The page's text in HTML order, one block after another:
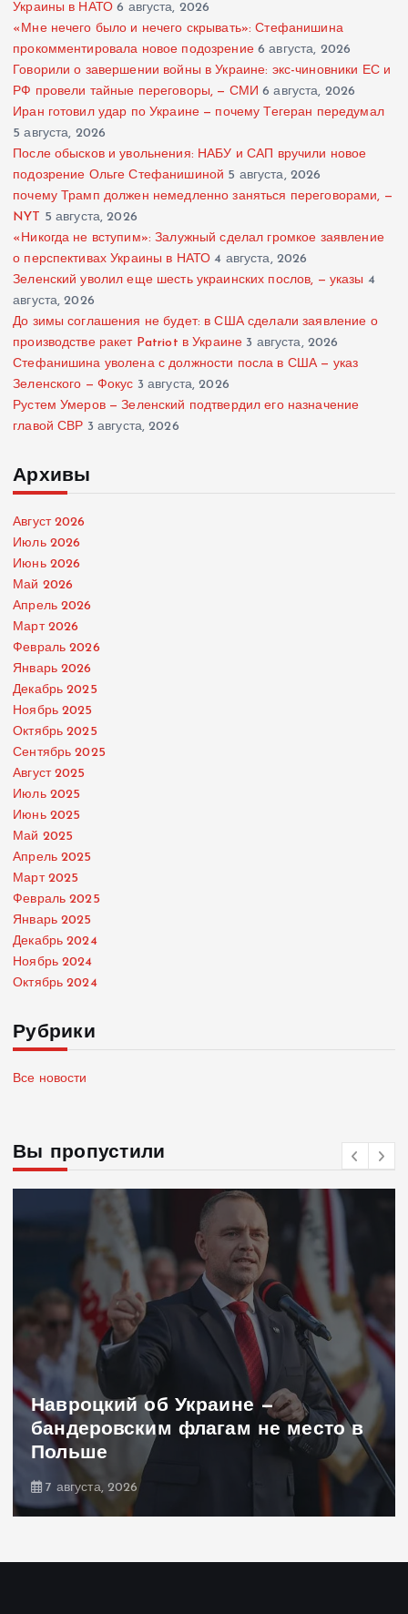
Украины в НАТО 6 августа, 2026
«Мне нечего было и нечего скрывать»: Стефанишина
прокомментировала новое подозрение 6 августа, 2026
Говорили о завершении войны в Украине: экс-чиновники ЕС и
РФ провели тайные переговоры, — СМИ 6 августа, 2026
Иран готовил удар по Украине — почему Тегеран передумал
5 августа, 2026
После обысков и увольнения: НАБУ и САП вручили новое
подозрение Ольге Стефанишиной 5 августа, 2026
почему Трамп должен немедленно заняться переговорами, —
NYT 5 августа, 2026
«Никогда не вступим»: Залужный сделал громкое заявление
о перспективах Украины в НАТО 4 августа, 2026
Зеленский уволил еще шесть украинских послов, — указы 4
августа, 2026
До зимы соглашения не будет: в США сделали заявление о
производстве ракет Patriot в Украине 3 августа, 2026
Стефанишина уволена с должности посла в США — указ
Зеленского — Фокус 3 августа, 2026
Рустем Умеров — Зеленский подтвердил его назначение
главой СВР 3 августа, 2026
Архивы
Август 2026
Июль 2026
Июнь 2026
Май 2026
Апрель 2026
Март 2026
Февраль 2026
Январь 2026
Декабрь 2025
Ноябрь 2025
Октябрь 2025
Сентябрь 2025
Август 2025
Июль 2025
Июнь 2025
Май 2025
Апрель 2025
Март 2025
Февраль 2025
Январь 2025
Декабрь 2024
Ноябрь 2024
Октябрь 2024
Рубрики
Все новости
Вы пропустили
Навроцкий об Украине —
бандеровским флагам не место в
Польше
7 августа, 2026